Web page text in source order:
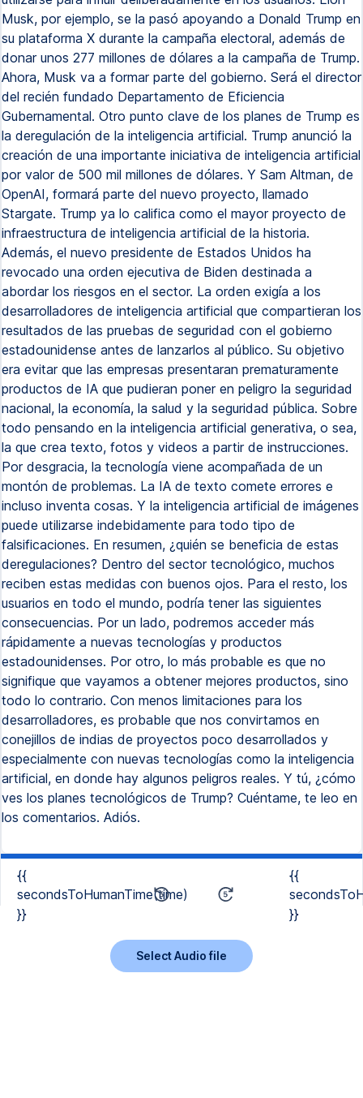
Musk, por ejemplo, se la pasó apoyando a Donald Trump en
su plataforma X durante la campaña electoral, además de
donar unos 277 millones de dólares a la campaña de Trump.
Ahora, Musk va a formar parte del gobierno. Será el director
del recién fundado Departamento de Eficiencia
Gubernamental. Otro punto clave de los planes de Trump es
la deregulación de la inteligencia artificial. Trump anunció la
creación de una importante iniciativa de inteligencia artificial
por valor de 500 mil millones de dólares. Y Sam Altman, de
OpenAI, formará parte del nuevo proyecto, llamado
Stargate. Trump ya lo califica como el mayor proyecto de
infraestructura de inteligencia artificial de la historia.
Además, el nuevo presidente de Estados Unidos ha
revocado una orden ejecutiva de Biden destinada a
abordar los riesgos en el sector. La orden exigía a los
desarrolladores de inteligencia artificial que compartieran los
resultados de las pruebas de seguridad con el gobierno
estadounidense antes de lanzarlos al público. Su objetivo
era evitar que las empresas presentaran prematuramente
productos de IA que pudieran poner en peligro la seguridad
nacional, la economía, la salud y la seguridad pública. Sobre
todo pensando en la inteligencia artificial generativa, o sea,
la que crea texto, fotos y videos a partir de instrucciones.
Por desgracia, la tecnología viene acompañada de un
montón de problemas. La IA de texto comete errores e
incluso inventa cosas. Y la inteligencia artificial de imágenes
puede utilizarse indebidamente para todo tipo de
falsificaciones. En resumen, ¿quién se beneficia de estas
deregulaciones? Dentro del sector tecnológico, muchos
reciben estas medidas con buenos ojos. Para el resto, los
usuarios en todo el mundo, podría tener las siguientes
consecuencias. Por un lado, podremos acceder más
rápidamente a nuevas tecnologías y productos
estadounidenses. Por otro, lo más probable es que no
signifique que vayamos a obtener mejores productos, sino
todo lo contrario. Con menos limitaciones para los
desarrolladores, es probable que nos convirtamos en
conejillos de indias de proyectos poco desarrollados y
especialmente con nuevas tecnologías como la inteligencia
artificial, en donde hay algunos peligros reales. Y tú, ¿cómo
ves los planes tecnológicos de Trump? Cuéntame, te leo en
los comentarios. Adiós.
{{
secondsToHumanTime(time)
}}
{{
}}
Select Audio file